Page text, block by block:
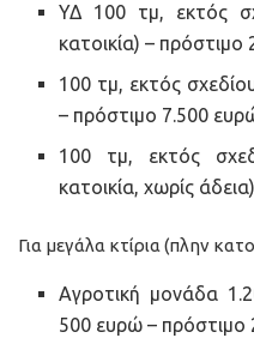
ΥΔ 100 τμ, εκτός
κατοικία) –
100 τμ, εκτός
– πρόστιμο 7.500
100 τμ, εκτός
κατοικία, χωρίς
Για μεγάλα κτίρια (πλην
Αγροτική μονάδα
500 ευρώ – πρόστιμο